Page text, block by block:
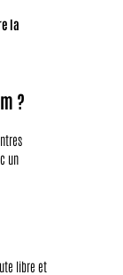
la
?
un
libre et